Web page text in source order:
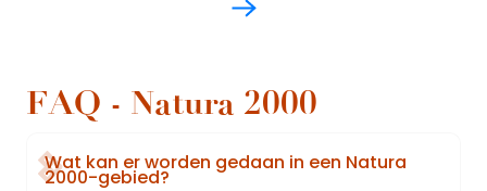
FAQ - Natura 2000
Wat kan er worden gedaan in een Natura
2000-gebied?